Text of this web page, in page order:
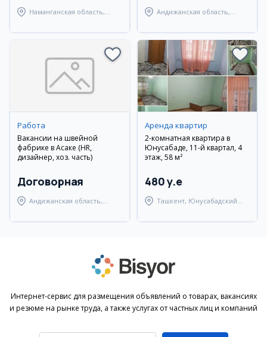
Наманганская область,
Андижанская область,
Работа
Вакансии на швейной
фабрике в Асаке (HR,
дизайнер, хоз. часть)
Договорная
Андижанская область,
Аренда квартир
2-комнатная квартира в
Юнусабаде, 11-й квартал, 4
этаж, 58 м²
480 y.e
Ташкент, Юнусабадский
Интернет-сервис для размещения объявлений о товарах, вакансиях
и резюме на рынке труда, а также услугах от частных лиц и компаний